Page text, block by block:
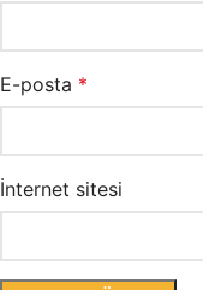
E-posta *
İnternet sitesi